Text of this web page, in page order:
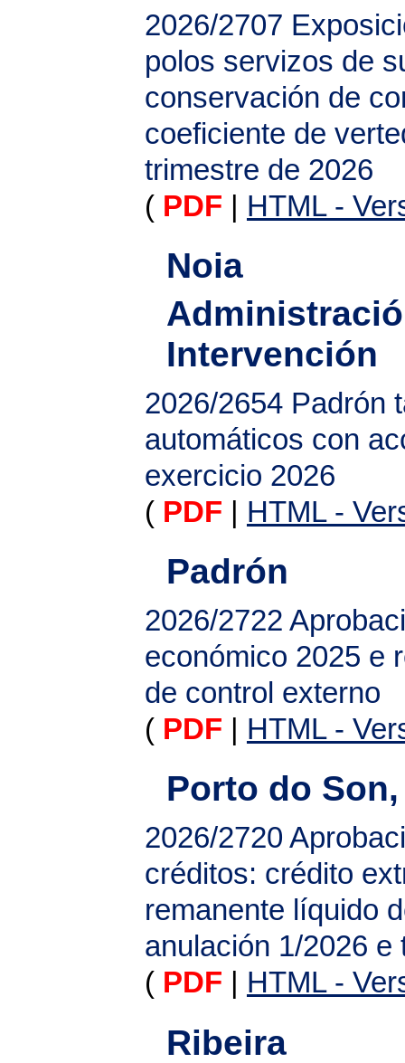
2026/2707
polos servizos de
conservación de
coeficiente de
trimestre de 2026
( PDF HTML -
Noia
Intervención
2026/2654 Padrón
automáticos con
exercicio 2026
( PDF HTML -
Padrón
2026/2722
económico 2025 e
de control externo
( PDF HTML -
Porto do Son,
2026/2720
créditos: crédito
remanente líquido
anulación 1/2026
( PDF HTML -
Ribeira